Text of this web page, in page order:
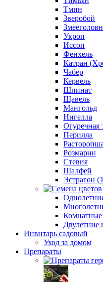
Тмин
Зверобой
Укроп
Иссоп
Фенхель
Катран
Чабер
Кервель
Шпинат
Щавель
Мангольд
Нигелла
Огуречная
Перилла
Расторопша
Розмарин
Стевия
Шалфей
Эстрагон
Комнатные
Двулетние
Инвнтарь садовый
Уход за домом
Препараты